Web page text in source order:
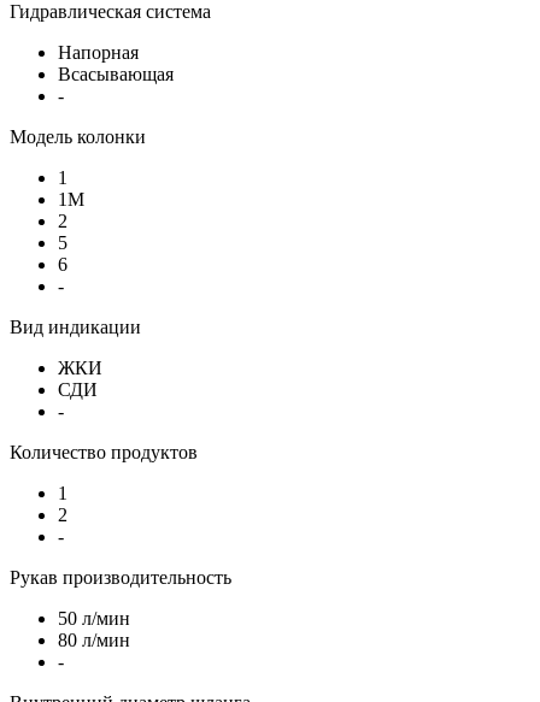
Гидравлическая система
Напорная
Всасывающая
-
Модель колонки
1
1М
2
5
6
-
Вид индикации
ЖКИ
СДИ
-
Количество продуктов
1
2
-
Рукав производительность
50 л/мин
80 л/мин
-